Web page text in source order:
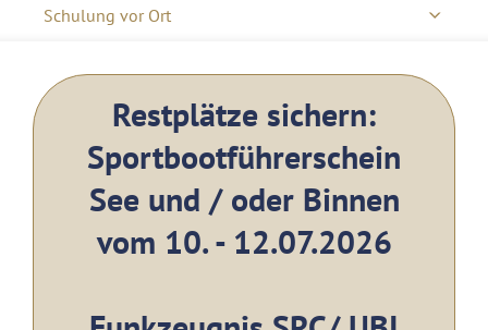
Schulung vor Ort
Restplätze sichern:
Sportbootführerschein
See und / oder Binnen
vom 10. - 12.07.2026